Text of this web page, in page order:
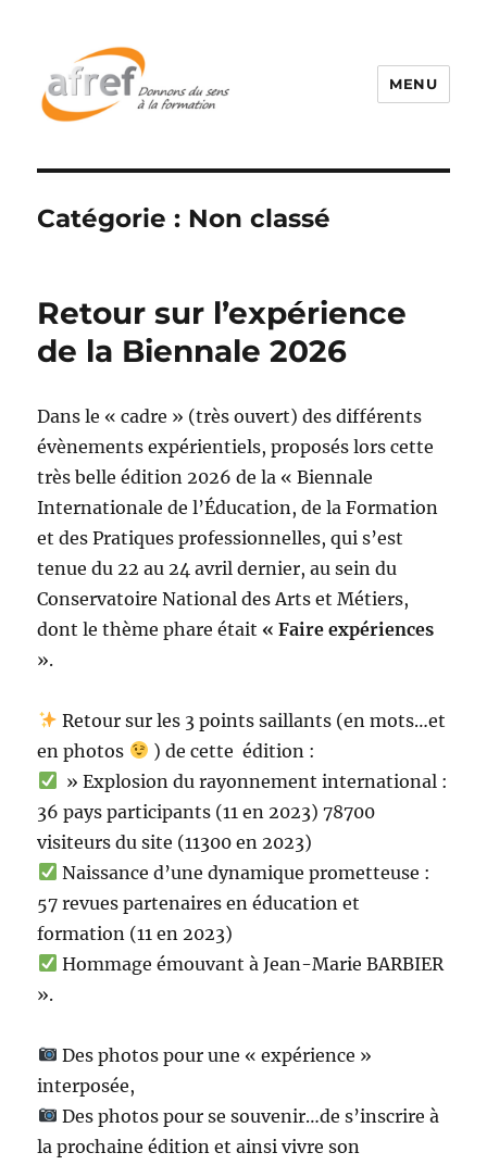
MENU
Catégorie : Non classé
Retour sur l’expérience
de la Biennale 2026
Dans le « cadre » (très ouvert) des différents
évènements expérientiels, proposés lors cette
très belle édition 2026 de la « Biennale
Internationale de l’Éducation, de la Formation
et des Pratiques professionnelles, qui s’est
tenue du 22 au 24 avril dernier, au sein du
Conservatoire National des Arts et Métiers,
dont le thème phare était « Faire expériences
».
Retour sur les 3 points saillants (en mots…et
en photos
) de cette édition :
» Explosion du rayonnement international :
36 pays participants (11 en 2023) 78700
visiteurs du site (11300 en 2023)
Naissance d’une dynamique prometteuse :
57 revues partenaires en éducation et
formation (11 en 2023)
Hommage émouvant à Jean-Marie BARBIER
».
Des photos pour une « expérience »
interposée,
Des photos pour se souvenir…de s’inscrire à
la prochaine édition et ainsi vivre son